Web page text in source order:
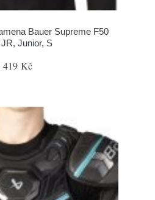
Bauer Supreme F50
Junior, S
419 Kč